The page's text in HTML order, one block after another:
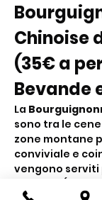
Chinoise
(35€ a
Bevande
La
sono tra le
zone montane
conviviale e
vengono serviti